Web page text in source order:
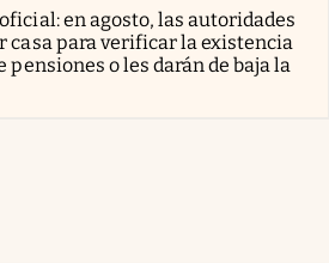
oficial: en agosto, las autoridades
casa para verificar la existencia
pensiones o les darán de baja la